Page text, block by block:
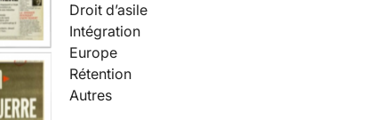
Droit d’asile
Intégration
Europe
Rétention
Autres